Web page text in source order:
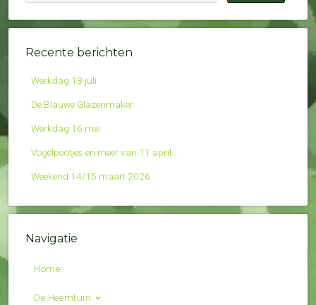
Recente berichten
Werkdag 18 juli
De Blauwe Glazenmaker
Werkdag 16 mei
Vogelpootjes en meer van 11 april…
Weekend 14/15 maart 2026
Navigatie
Home
De Heemtuin